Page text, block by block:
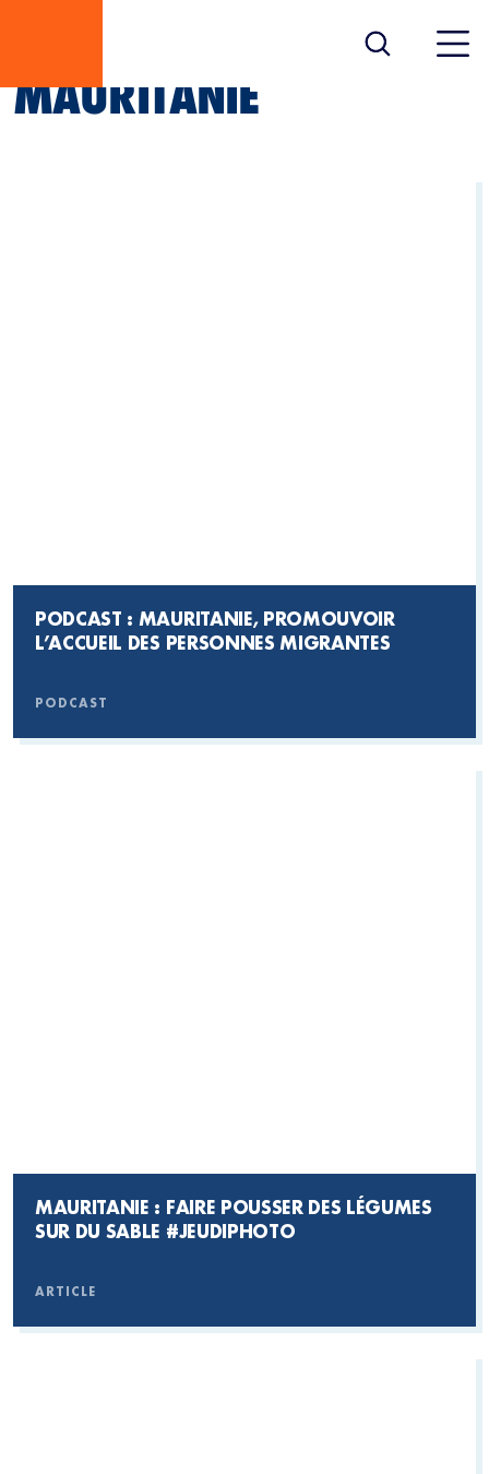
MAURITANIE
PODCAST : MAURITANIE, PROMOUVOIR
L’ACCUEIL DES PERSONNES MIGRANTES
PODCAST
MAURITANIE : FAIRE POUSSER DES LÉGUMES
SUR DU SABLE #JEUDIPHOTO
ARTICLE